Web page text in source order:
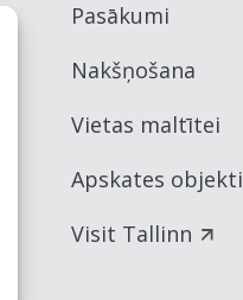
Pasākumi
Nakšņošana
Vietas maltītei
Apskates objekti
Visit Tallinn